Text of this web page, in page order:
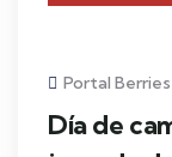
Portal Berries
Día de